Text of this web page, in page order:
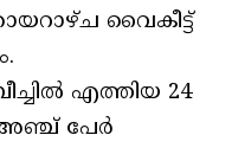
വൈകീട്ട്
എത്തിയ 24
പേര്‍